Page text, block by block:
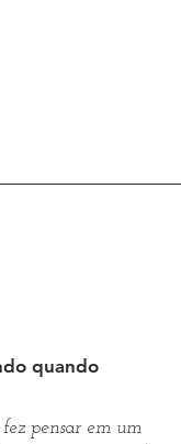
quando
pensar em um